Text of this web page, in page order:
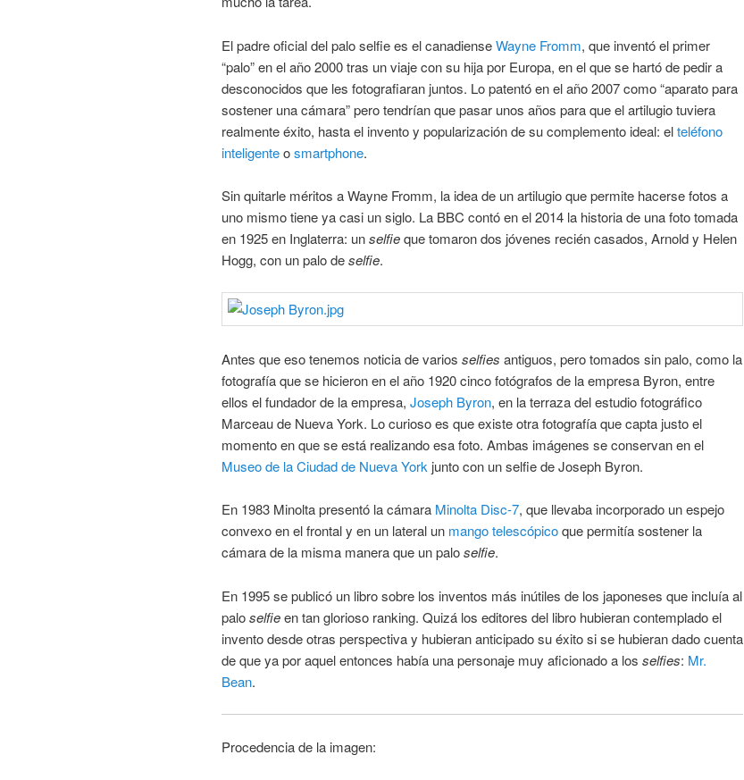
El padre oficial del palo selfie es el canadienseWayne Fromm, que inventó el primer
“palo” en el año 2000 tras un viaje con su hija por Europa, en el que se hartó de pedir a
desconocidos que les fotografiaran juntos. Lo patentó en el año 2007 como “aparato para
sostener una cámara” pero tendrían que pasar unos años para que el artilugio tuviera
realmente éxito, hasta el invento y popularización de su complemento ideal: elteléfono
inteligenteosmartphone.
Sin quitarle méritos a Wayne Fromm, la idea de un artilugio que permite hacerse fotos a
uno mismo tiene ya casi un siglo. La BBC contó en el 2014 la historia de una foto tomada
en 1925 en Inglaterra: unselfieque tomaron dos jóvenes recién casados, Arnold y Helen
Hogg, con un palo deselfie.
Antes que eso tenemos noticia de varios selfies antiguos, pero tomados sin palo, como la
fotografía que se hicieron en el año 1920 cinco fotógrafos de la empresa Byron, entre
ellos el fundador de la empresa, Joseph Byron, en la terraza del estudio fotográfico
Marceau de Nueva York. Lo curioso es que existe otra fotografía que capta justo el
momento en que se está realizando esa foto. Ambas imágenes se conservan en el
Museo de la Ciudad de Nueva York junto con un selfie de Joseph Byron.
En 1983 Minolta presentó la cámara Minolta Disc-7, que llevaba incorporado un espejo
convexo en el frontal y en un lateral un mango telescópicoque permitía sostener la
cámara de la misma manera que un paloselfie.
En 1995 se publicó un libro sobre los inventos más inútiles de los japoneses que incluía al
paloselfieen tan glorioso ranking. Quizá los editores del libro hubieran contemplado el
invento desde otras perspectiva y hubieran anticipado su éxito si se hubieran dado cuenta
de que ya por aquel entonces había una personaje muy aficionado a los selfies: Mr.
Bean.
Procedencia de la imagen: